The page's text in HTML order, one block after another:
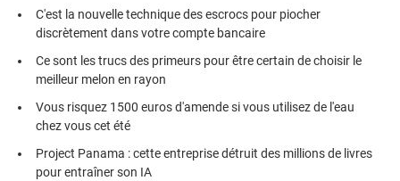
C'est la nouvelle technique des escrocs pour piocher
discrètement dans votre compte bancaire
Ce sont les trucs des primeurs pour être certain de choisir le
meilleur melon en rayon
Vous risquez 1500 euros d'amende si vous utilisez de l'eau
chez vous cet été
Project Panama : cette entreprise détruit des millions de livres
pour entraîner son IA